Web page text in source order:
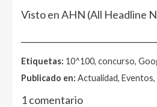
Visto en AHN (All Headline
Etiquetas: 10^100, concurso,
Publicado en: Actualidad,
1 comentario